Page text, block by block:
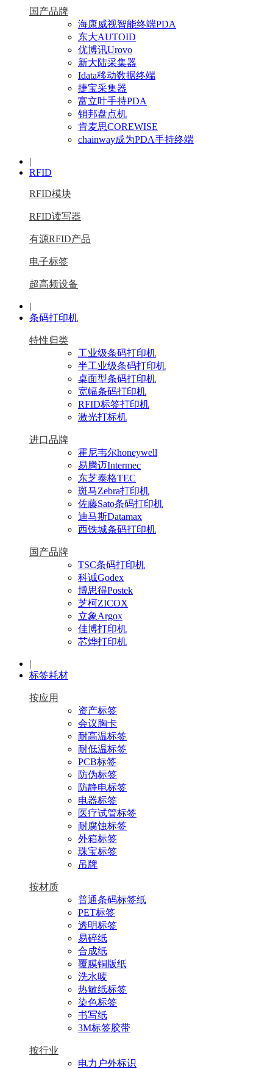
国产品牌
海康威视智能终端PDA
东大AUTOID
优博讯Urovo
新大陆采集器
Idata移动数据终端
捷宝采集器
富立叶手持PDA
销邦盘点机
肯麦思COREWISE
chainway成为PDA手持终端
|
RFID
RFID模块
RFID读写器
有源RFID产品
电子标签
超高频设备
|
条码打印机
特性归类
工业级条码打印机
半工业级条码打印机
桌面型条码打印机
宽幅条码打印机
RFID标签打印机
激光打标机
进口品牌
霍尼韦尔honeywell
易腾迈Intermec
东芝泰格TEC
斑马Zebra打印机
佐藤Sato条码打印机
迪马斯Datamax
西铁城条码打印机
国产品牌
TSC条码打印机
科诚Godex
博思得Postek
芝柯ZICOX
立象Argox
佳博打印机
芯烨打印机
|
标签耗材
按应用
资产标签
会议胸卡
耐高温标签
耐低温标签
PCB标签
防伪标签
防静电标签
电器标签
医疗试管标签
耐腐蚀标签
外箱标签
珠宝标签
吊牌
按材质
普通条码标签纸
PET标签
透明标签
易碎纸
合成纸
覆膜铜版纸
洗水唛
热敏纸标签
染色标签
书写纸
3M标签胶带
按行业
电力户外标识